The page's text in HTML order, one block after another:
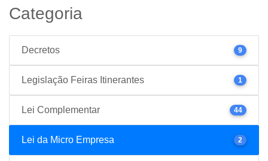
Categoria
Decretos 9
Legislação Feiras Itinerantes 1
Lei Complementar 44
Lei da Micro Empresa 2